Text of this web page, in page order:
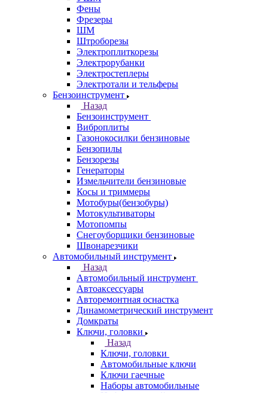
Фены
Фрезеры
ШМ
Штроборезы
Электроплиткорезы
Электрорубанки
Электростеплеры
Электротали и тельферы
Бензоинструмент
Назад
Бензоинструмент
Виброплиты
Газонокосилки бензиновые
Бензопилы
Бензорезы
Генераторы
Измельчители бензиновые
Косы и триммеры
Мотобуры(бензобуры)
Мотокультиваторы
Мотопомпы
Снегоуборщики бензиновые
Швонарезчики
Автомобильный инструмент
Назад
Автомобильный инструмент
Автоаксессуары
Авторемонтная оснастка
Динамометрический инструмент
Домкраты
Ключи, головки
Назад
Ключи, головки
Автомобильные ключи
Ключи гаечные
Наборы автомобильные